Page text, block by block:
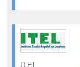
ITEL